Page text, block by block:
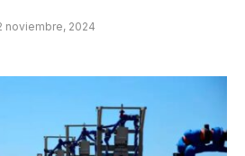
noviembre, 2024